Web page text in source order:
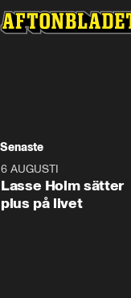
Senaste
6 AUGUSTI
Lasse Holm sätter
plus på livet